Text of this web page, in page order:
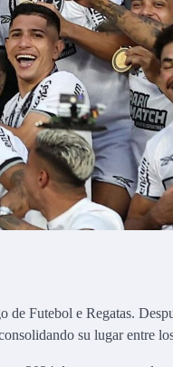
Futebol e Regatas.
su lugar entre